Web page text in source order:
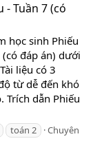
- Tuần 7 (có
học sinh Phiếu
(có đáp án) dưới
liệu có 3
từ dễ đến khó
Trích dẫn Phiếu
toán 2
Chuyên